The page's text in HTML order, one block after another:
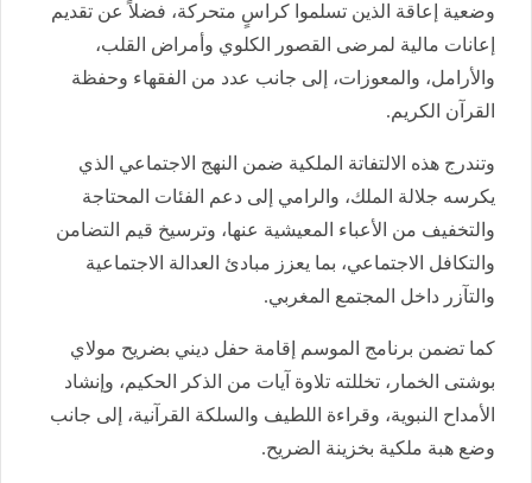
وضعية إعاقة الذين تسلموا كراسٍ متحركة، فضلاً عن تقديم
إعانات مالية لمرضى القصور الكلوي وأمراض القلب،
والأرامل، والمعوزات، إلى جانب عدد من الفقهاء وحفظة
القرآن الكريم.
وتندرج هذه الالتفاتة الملكية ضمن النهج الاجتماعي الذي
يكرسه جلالة الملك، والرامي إلى دعم الفئات المحتاجة
والتخفيف من الأعباء المعيشية عنها، وترسيخ قيم التضامن
والتكافل الاجتماعي، بما يعزز مبادئ العدالة الاجتماعية
والتآزر داخل المجتمع المغربي.
كما تضمن برنامج الموسم إقامة حفل ديني بضريح مولاي
بوشتى الخمار، تخللته تلاوة آيات من الذكر الحكيم، وإنشاد
الأمداح النبوية، وقراءة اللطيف والسلكة القرآنية، إلى جانب
وضع هبة ملكية بخزينة الضريح.